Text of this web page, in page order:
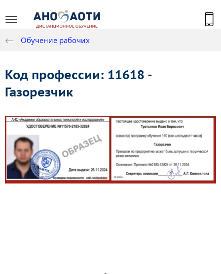
Обучение рабочих
Код профессии: 11618 -
Газорезчик